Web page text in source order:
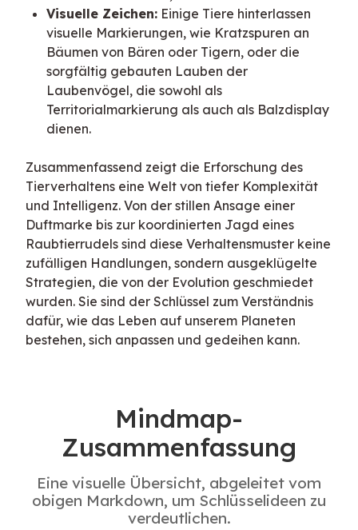
Visuelle Zeichen: Einige Tiere hinterlassen
visuelle Markierungen, wie Kratzspuren an
Bäumen von Bären oder Tigern, oder die
sorgfältig gebauten Lauben der
Laubenvögel, die sowohl als
Territorialmarkierung als auch als Balzdisplay
dienen.
Zusammenfassend zeigt die Erforschung des
Tierverhaltens eine Welt von tiefer Komplexität
und Intelligenz. Von der stillen Ansage einer
Duftmarke bis zur koordinierten Jagd eines
Raubtierrudels sind diese Verhaltensmuster keine
zufälligen Handlungen, sondern ausgeklügelte
Strategien, die von der Evolution geschmiedet
wurden. Sie sind der Schlüssel zum Verständnis
dafür, wie das Leben auf unserem Planeten
bestehen, sich anpassen und gedeihen kann.
Mindmap-
Zusammenfassung
Eine visuelle Übersicht, abgeleitet vom
obigen Markdown, um Schlüsselideen zu
verdeutlichen.